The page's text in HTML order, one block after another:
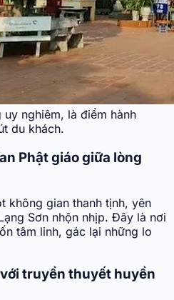
nghiêm, là điểm hành
du khách.
Phật giáo giữa lòng
không gian thanh tịnh, yên
Sơn nhộn nhịp. Đây là nơi
tâm linh, gác lại những lo
truyền thuyết huyền